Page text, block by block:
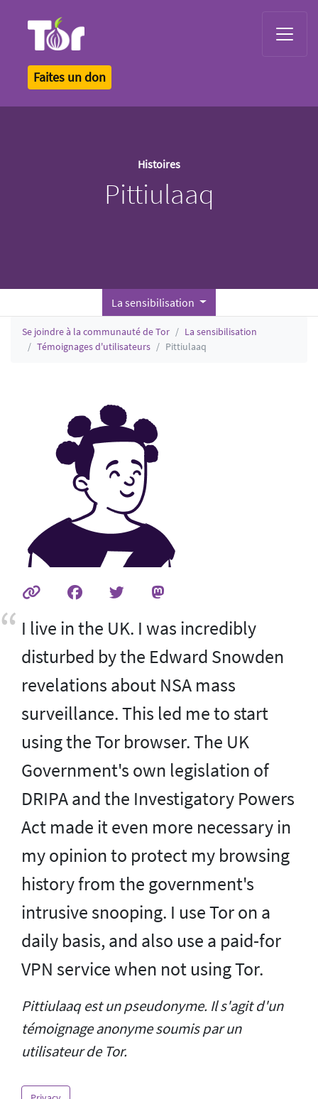
Faites un don
Histoires
Pittiulaaq
La sensibilisation
Se joindre à la communauté de Tor
La sensibilisation
Témoignages d'utilisateurs
Pittiulaaq
I live in the UK. I was incredibly
disturbed by the Edward Snowden
revelations about NSA mass
surveillance. This led me to start
using the Tor browser. The UK
Government's own legislation of
DRIPA and the Investigatory Powers
Act made it even more necessary in
my opinion to protect my browsing
history from the government's
intrusive snooping. I use Tor on a
daily basis, and also use a paid-for
VPN service when not using Tor.
Pittiulaaq est un pseudonyme. Il s'agit d'un
témoignage anonyme soumis par un
utilisateur de Tor.